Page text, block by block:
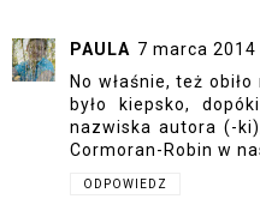
PAULA 7 marca 2014
No właśnie, też
było kiepsko,
nazwiska autora (-
Cormoran-Robin w
ODPOWIEDZ